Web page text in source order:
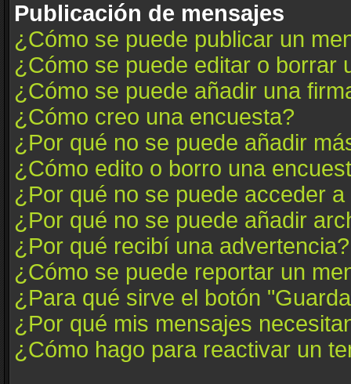
Publicación de mensajes
¿Cómo se puede publicar un
¿Cómo se puede editar o borrar
¿Cómo se puede añadir una
¿Cómo creo una encuesta?
¿Por qué no se puede añadir
¿Cómo edito o borro una
¿Por qué no se puede acceder
¿Por qué no se puede añadir
¿Por qué recibí una advertencia?
¿Cómo se puede reportar un
¿Para qué sirve el botón
¿Por qué mis mensajes
¿Cómo hago para reactivar un